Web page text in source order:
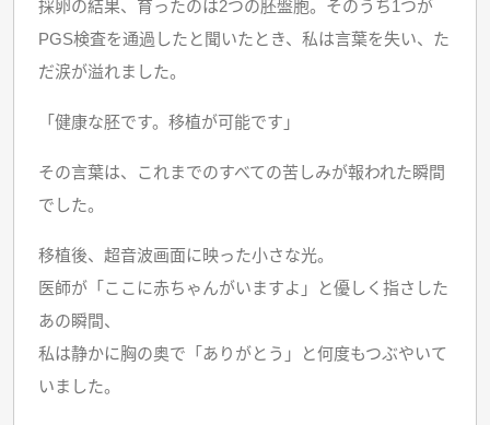
採卵の結果、育ったのは2つの胚盤胞。そのうち1つが
PGS検査を通過したと聞いたとき、私は言葉を失い、た
だ涙が溢れました。
「健康な胚です。移植が可能です」
その言葉は、これまでのすべての苦しみが報われた瞬間
でした。
移植後、超音波画面に映った小さな光。
医師が「ここに赤ちゃんがいますよ」と優しく指さした
あの瞬間、
私は静かに胸の奥で「ありがとう」と何度もつぶやいて
いました。